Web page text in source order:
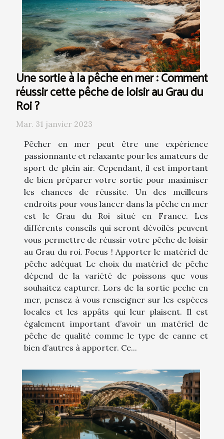
Une sortie à la pêche en mer : Comment
réussir cette pêche de loisir au Grau du
Roi ?
Mar. 31 janvier 2023
Pêcher en mer peut être une expérience
passionnante et relaxante pour les amateurs de
sport de plein air. Cependant, il est important
de bien préparer votre sortie pour maximiser
les chances de réussite. Un des meilleurs
endroits pour vous lancer dans la pêche en mer
est le Grau du Roi situé en France. Les
différents conseils qui seront dévoilés peuvent
vous permettre de réussir votre pêche de loisir
au Grau du roi. Focus ! Apporter le matériel de
pêche adéquat Le choix du matériel de pêche
dépend de la variété de poissons que vous
souhaitez capturer. Lors de la sortie peche en
mer, pensez à vous renseigner sur les espèces
locales et les appâts qui leur plaisent. Il est
également important d’avoir un matériel de
pêche de qualité comme le type de canne et
bien d’autres à apporter. Ce...